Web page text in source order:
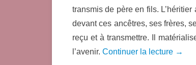
transmis de père en fils.
devant ces ancêtres, ses frères,
reçu et à transmettre. Il
l’avenir. Continuer la lecture →